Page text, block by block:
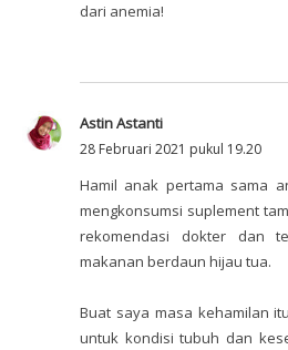
dari anemia!
Astin Astanti
28 Februari 2021 pukul 19.20
Hamil anak pertama sama
mengkonsumsi suplement
rekomendasi dokter dan
makanan berdaun hijau tua.
Buat saya masa kehamilan
untuk kondisi tubuh dan